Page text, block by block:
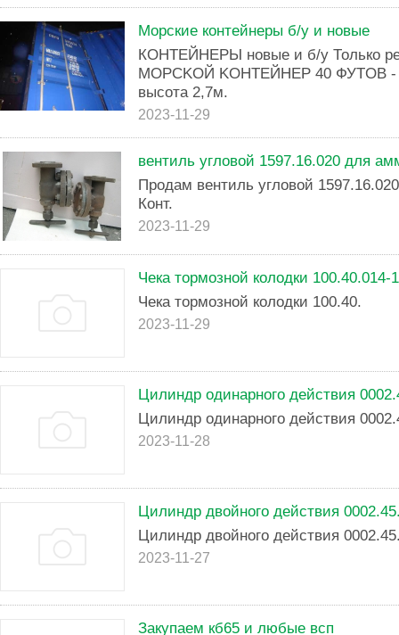
Морские контейнеры б/у и новые
КOHТEЙНЕPЫ новые и б/у Толькo
МОРCKOЙ KOНТЕЙHЕР 40 ФУTОB -
выcoтa 2,7м.
2023-11-29
вентиль угловой 1597.16.020 для
Продам вентиль угловой
Конт.
2023-11-29
Чека тормозной колодки 100.40.014-
Чека тормозной колодки 100.40.
2023-11-29
Цилиндр одинарного действия
Цилиндр одинарного действия
2023-11-28
Цилиндр двойного действия
Цилиндр двойного действия
2023-11-27
Закупаем кб65 и любые всп